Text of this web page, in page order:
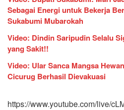
Sebagai Energi untuk Bekerja
Sukabumi Mubarokah
Video: Dindin Saripudin Selalu
yang Sakit!!
Video: Ular Sanca Mangsa
Cicurug Berhasil Dievakuasi
https://www.youtube.com/live/